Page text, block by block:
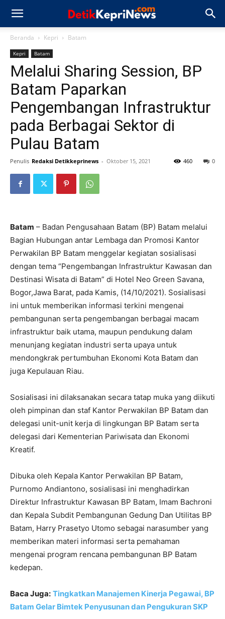
Beranda Kepri Batam
Kepri Batam
Melalui Sharing Session, BP
Batam Paparkan
Pengembangan Infrastruktur
pada Berbagai Sektor di
Pulau Batam
Penulis Redaksi Detikkeprinews - Oktober 15, 2021 0
460
Batam – Badan Pengusahaan Batam (BP) Batam melalui
Bagian Hubungan antar Lembaga dan Promosi Kantor
Perwakilan BP Batam menggelar kegiatan sosialisasi
dengan tema “Pengembangan Infrastruktur Kawasan dan
Destinasi Wisata di Batam” di Hotel Neo Green Savana,
Bogor,Jawa Barat, pada Kamis, (14/10/2021). Sosialisasi
ini untuk memberikan informasi terkini mengenai
pembangunan serta pengembangan berbagai macam
infrastruktur baik utama, maupun pendukung dalam
menunjang kegiatan industri serta upaya untuk
mendongkrak pertumbuhan Ekonomi Kota Batam dan
juga Kepulauan Riau.
Sosialisasi ini dilaksanakan secara tatap muka yang diikuti
oleh pimpinan dan staf Kantor Perwakilan BP Batam dan
delegasi unit-unit kerja di lingkungan BP Batam serta
delegasi dari Kementerian Pariwisata dan Ekonomi
Kreatif.
Dibuka oleh Kepala Kantor Perwakilan BP Batam,
Purnomo Andiantono, sosialisasi ini menghadirkan
Direktur Infrastruktur Kawasan BP Batam, Imam Bachroni
dan Kepala Subdit Pembangunan Gedung Dan Utilitas BP
Batam, Harry Prasetyo Utomo sebagai narasumber yang
memberikan materi informasi serta pemahaman
mengenai program rencana pembangunan BP Batam
kedepan.
Baca Juga: Tingkatkan Manajemen Kinerja Pegawai, BP
Batam Gelar Bimtek Penyusunan dan Pengukuran SKP